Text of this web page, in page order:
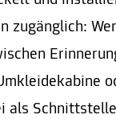
zugänglich:
als